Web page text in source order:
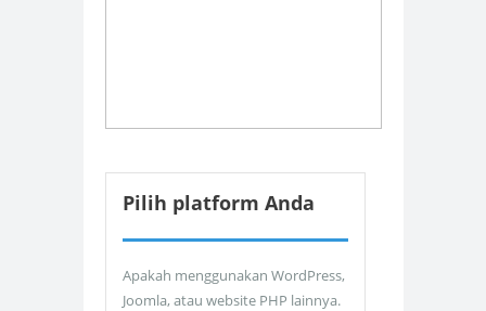
Pilih platform Anda
Apakah menggunakan WordPress,
Joomla, atau website PHP lainnya.